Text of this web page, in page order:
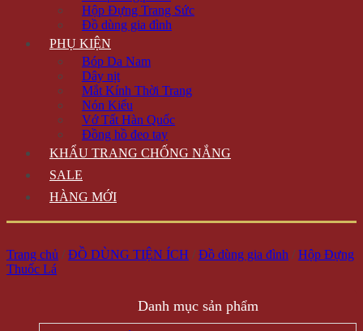
Hộp Đựng Trang Sức
Đồ dùng gia đình
PHỤ KIỆN
Bóp Da Nam
Dây nịt
Mắt Kính Thời Trang
Nón Kiểu
Vớ Tất Hàn Quốc
Đồng hồ đeo tay
KHẨU TRANG CHỐNG NẮNG
SALE
HÀNG MỚI
Trang chủ / ĐỒ DÙNG TIỆN ÍCH / Đồ dùng gia đình / Hộp Đựng
Thuốc Lá
Danh mục sản phẩm